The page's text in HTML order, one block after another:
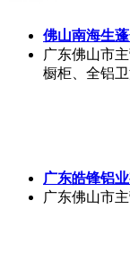
佛山南海生
广东佛山市
橱柜、全铝
广东皓锋铝
广东佛山市